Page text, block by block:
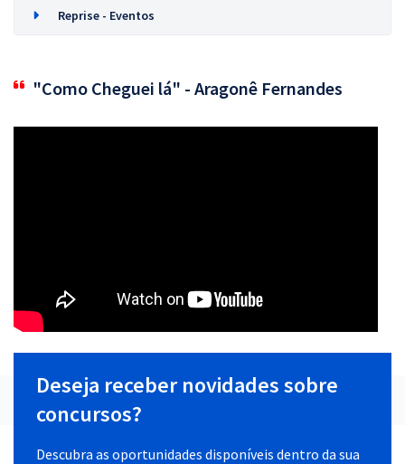
Reprise - Eventos
"Como Cheguei lá" - Aragonê Fernandes
Deseja receber novidades sobre
concursos?
Descubra as oportunidades disponíveis dentro da sua